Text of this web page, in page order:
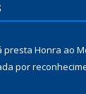
presta Honra ao
por